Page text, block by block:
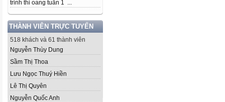
trinh thi oang tuần 1 ...
THÀNH VIÊN TRỰC TUYẾN
518 khách và 61 thành viên
Nguyễn Thùy Dung
Sầm Thị Thoa
Lưu Ngọc Thuý Hiền
Lê Thị Quyên
Nguyễn Quốc Anh